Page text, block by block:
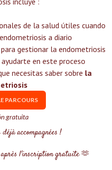
de la salud útiles cuando
a diario
gestionar la endometriosis
en este proceso
necesitas saber sobre la
PARCOURS
gratuita
accompagnées !
après l'inscription gratuite 🫶